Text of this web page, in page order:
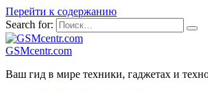
Перейти к содержанию
Search for:
GSMcentr.com
Ваш гид в мире техники, гаджетах и